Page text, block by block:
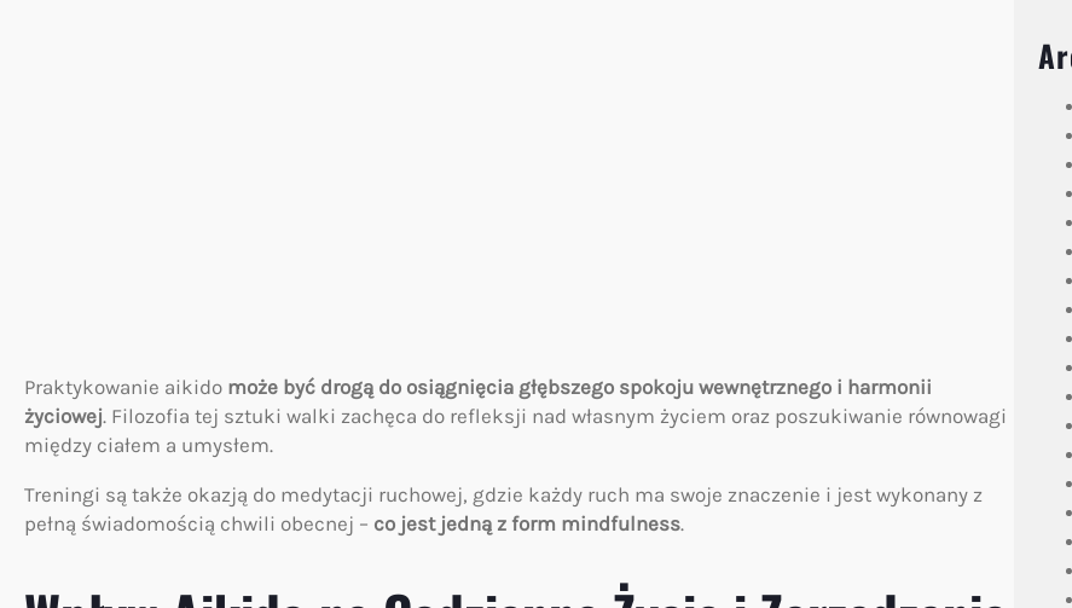
Praktykowanie aikido może być drogą do osiągnięcia głębszego spokoju wewnętrznego i harmonii
życiowej. Filozofia tej sztuki walki zachęca do refleksji nad własnym życiem oraz poszukiwanie równowagi
między ciałem a umysłem.
Treningi są także okazją do medytacji ruchowej, gdzie każdy ruch ma swoje znaczenie i jest wykonany z
pełną świadomością chwili obecnej – co jest jedną z form mindfulness.